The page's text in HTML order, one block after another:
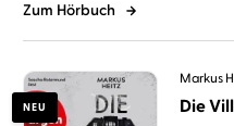
Zum Hörbuch
NEU
Markus
Die